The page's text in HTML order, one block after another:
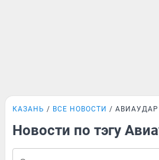
КАЗАНЬ ВСЕ НОВОСТИ АВИАУДАР
Новости по тэгу